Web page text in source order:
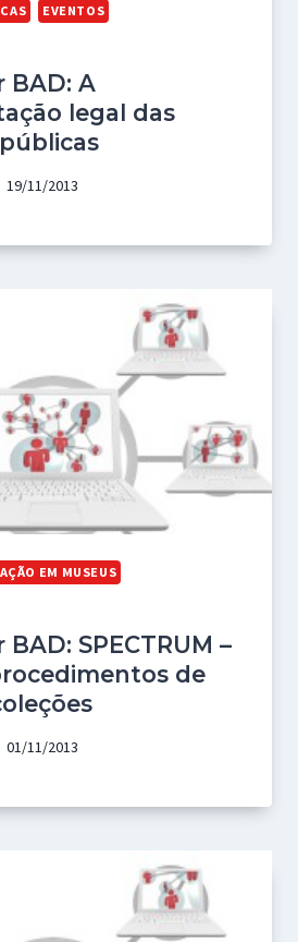
EVENTOS
BAD: A
legal das
19/11/2013
EM MUSEUS
SPECTRUM –
de
01/11/2013